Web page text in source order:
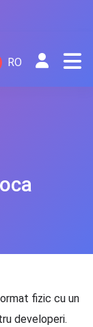
RO
fizic cu un
developeri.